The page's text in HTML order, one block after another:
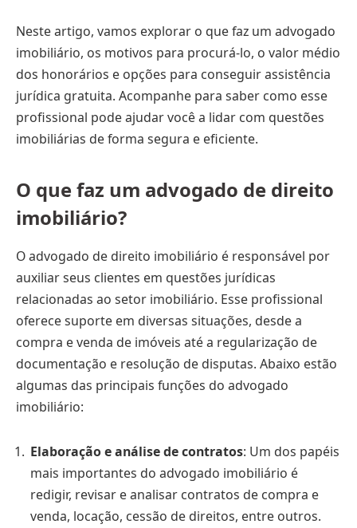
Neste artigo, vamos explorar o que faz um advogado
imobiliário, os motivos para procurá-lo, o valor médio
dos honorários e opções para conseguir assistência
jurídica gratuita. Acompanhe para saber como esse
profissional pode ajudar você a lidar com questões
imobiliárias de forma segura e eficiente.
O que faz um advogado de direito
imobiliário?
O advogado de direito imobiliário é responsável por
auxiliar seus clientes em questões jurídicas
relacionadas ao setor imobiliário. Esse profissional
oferece suporte em diversas situações, desde a
compra e venda de imóveis até a regularização de
documentação e resolução de disputas. Abaixo estão
algumas das principais funções do advogado
imobiliário:
Elaboração e análise de contratos: Um dos papéis
mais importantes do advogado imobiliário é
redigir, revisar e analisar contratos de compra e
venda, locação, cessão de direitos, entre outros.